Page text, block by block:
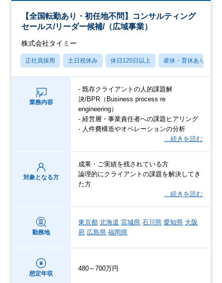
【全国転勤あり・初任地不問】コンサルティング
セールス/リーダー候補/（広域事業）
株式会社タイミー
正社員採用 土日祝休み 休日120日以上 産休・育休あり
業務内容
- 既存クライアントの人的課題解
決/BPR（Business process re
engineering）
- 経営層・事業責任者への課題ヒアリング
- 人件費構造やオペレーションの分析
…続きを読む
対象となる方
成果・ご実績を残されている方
論理的にクライアントの課題を解決してき
た方
…続きを読む
勤務地
東京都 北海道 宮城県 石川県 愛知県 大阪
府 広島県 福岡県
想定年収
480～700万円